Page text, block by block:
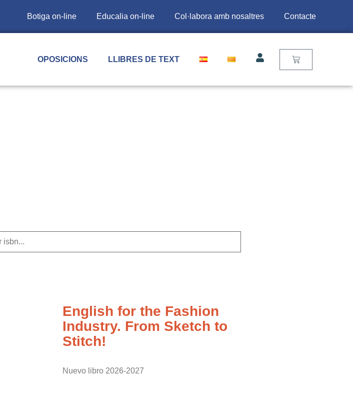
Botiga on-line Educalia on-line Col·labora amb nosaltres Contacte
OPOSICIONS LLIBRES DE TEXT
English for the Fashion
Industry. From Sketch to
Stitch!
Nuevo libro 2026-2027